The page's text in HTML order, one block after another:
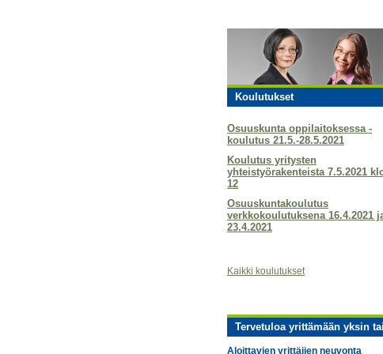
Koulutukset
Osuuskunta oppilaitoksessa -
koulutus 21.5.-28.5.2021
Koulutus yritysten
yhteistyörakenteista 7.5.2021
12
Osuuskuntakoulutus
verkkokoulutuksena 16.4.2021
23.4.2021
Kaikki koulutukset
Tervetuloa yrittämään yksin
Aloittavien yrittäjien neuvonta